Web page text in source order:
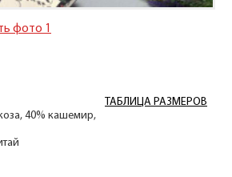
фото 1
ТАБЛИЦА РАЗМЕРОВ
40% кашемир,